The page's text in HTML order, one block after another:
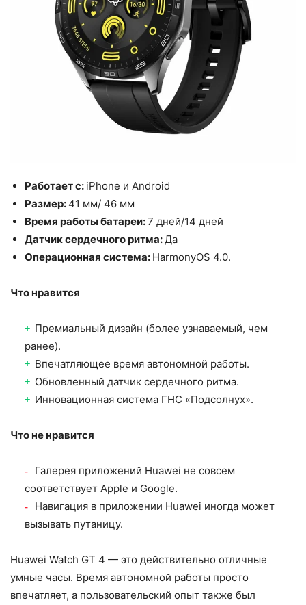
Работает с: iPhone и Android
Размер:41 мм/ 46 мм
Время работы батареи:7 дней/14 дней
Датчик сердечного ритма: Да
Операционная система: HarmonyOS 4.0.
Что нравится
Премиальный дизайн (более узнаваемый, чем
ранее).
Впечатляющее время автономной работы.
Обновленный датчик сердечного ритма.
Инновационная система ГНС «Подсолнух».
Что не нравится
Галерея приложений Huawei не совсем
соответствует Apple и Google.
Навигация в приложении Huawei иногда может
вызывать путаницу.
Huawei Watch GT 4 — это действительно отличные
умные часы. Время автономной работы просто
впечатляет, а пользовательский опыт также был